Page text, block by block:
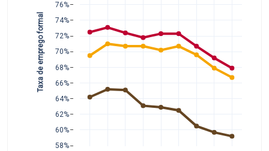
58%
60%
62%
64%
66%
68%
70%
72%
74%
76%
Taxa de emprego formal